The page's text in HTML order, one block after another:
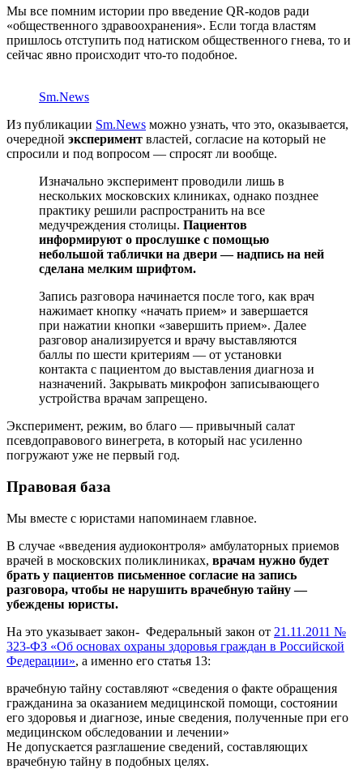
Мы все помним истории про введение QR-кодов ради
«общественного здравоохранения». Если тогда властям
пришлось отступить под натиском общественного гнева, то и
сейчас явно происходит что-то подобное.
Sm.News
Из публикации Sm.News можно узнать, что это, оказывается,
очередной эксперимент властей, согласие на который не
спросили и под вопросом — спросят ли вообще.
Изначально эксперимент проводили лишь в
нескольких московских клиниках, однако позднее
практику решили распространить на все
медучреждения столицы. Пациентов
информируют о прослушке с помощью
небольшой таблички на двери — надпись на ней
сделана мелким шрифтом.
Запись разговора начинается после того, как врач
нажимает кнопку «начать прием» и завершается
при нажатии кнопки «завершить прием». Далее
разговор анализируется и врачу выставляются
баллы по шести критериям — от установки
контакта с пациентом до выставления диагноза и
назначений. Закрывать микрофон записывающего
устройства врачам запрещено.
Эксперимент, режим, во благо — привычный салат
псевдоправового винегрета, в который нас усиленно
погружают уже не первый год.
Правовая база
Мы вместе с юристами напоминаем главное.
В случае «введения аудиоконтроля» амбулаторных приемов
врачей в московских поликлиниках, врачам нужно будет
брать у пациентов письменное согласие на запись
разговора, чтобы не нарушить врачебную тайну —
убеждены юристы.
На это указывает закон- Федеральный закон от 21.11.2011 №
323-ФЗ «Об основах охраны здоровья граждан в Российской
Федерации», а именно его статья 13:
врачебную тайну составляют «сведения о факте обращения
гражданина за оказанием медицинской помощи, состоянии
его здоровья и диагнозе, иные сведения, полученные при его
медицинском обследовании и лечении»
Не допускается разглашение сведений, составляющих
врачебную тайну в подобных целях.